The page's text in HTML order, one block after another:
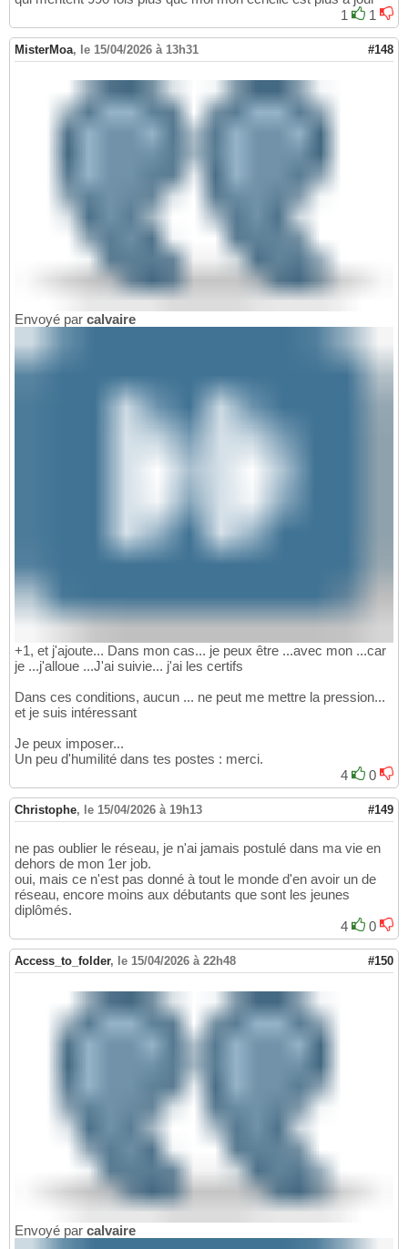
1
1
MisterMoa, le 15/04/2026 à 13h31 #148
Envoyé par calvaire
+1, et j'ajoute... Dans mon cas... je peux être ...avec mon ...car
je ...j'alloue ...J'ai suivie... j'ai les certifs
Dans ces conditions, aucun ... ne peut me mettre la pression...
et je suis intéressant
Je peux imposer...
Un peu d'humilité dans tes postes : merci.
4
0
Christophe, le 15/04/2026 à 19h13 #149
ne pas oublier le réseau, je n'ai jamais postulé dans ma vie en
dehors de mon 1er job.
oui, mais ce n'est pas donné à tout le monde d'en avoir un de
réseau, encore moins aux débutants que sont les jeunes
diplômés.
4
0
Access_to_folder, le 15/04/2026 à 22h48 #150
Envoyé par calvaire